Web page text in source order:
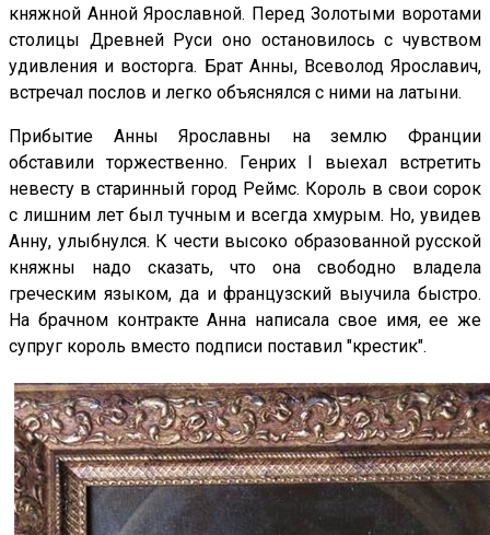
княжной Анной Ярославной. Перед Золотыми воротами
столицы Древней Руси оно остановилось с чувством
удивления и восторга. Брат Анны, Всеволод Ярославич,
встречал послов и легко объяснялся с ними на латыни.
Прибытие Анны Ярославны на землю Франции
обставили торжественно. Генрих I выехал встретить
невесту в старинный город Реймс. Король в свои сорок
с лишним лет был тучным и всегда хмурым. Но, увидев
Анну, улыбнулся. К чести высоко образованной русской
княжны надо сказать, что она свободно владела
греческим языком, да и французский выучила быстро.
На брачном контракте Анна написала свое имя, ее же
супруг король вместо подписи поставил "крестик".